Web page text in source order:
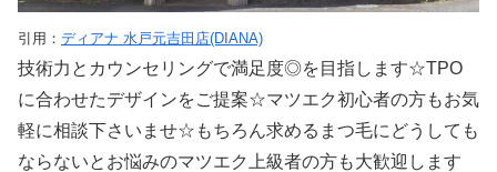
引用： ディアナ 水戸元吉田店(DIANA)
技術力とカウンセリングで満足度◎を目指します☆TPO
に合わせたデザインをご提案☆マツエク初心者の方もお気
軽に相談下さいませ☆もちろん求めるまつ毛にどうしても
ならないとお悩みのマツエク上級者の方も大歓迎します